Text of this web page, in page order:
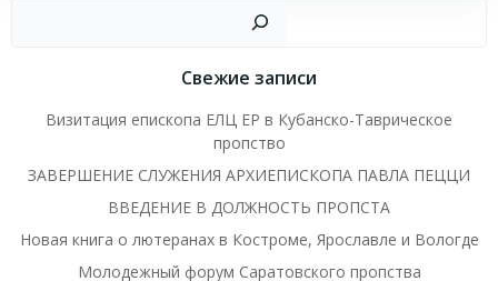
Свежие записи
Визитация епископа ЕЛЦ ЕР в Кубанско-Таврическое
пропство
ЗАВЕРШЕНИЕ СЛУЖЕНИЯ АРХИЕПИСКОПА ПАВЛА ПЕЦЦИ
ВВЕДЕНИЕ В ДОЛЖНОСТЬ ПРОПСТА
Новая книга о лютеранах в Костроме, Ярославле и Вологде
Молодежный форум Саратовского пропства